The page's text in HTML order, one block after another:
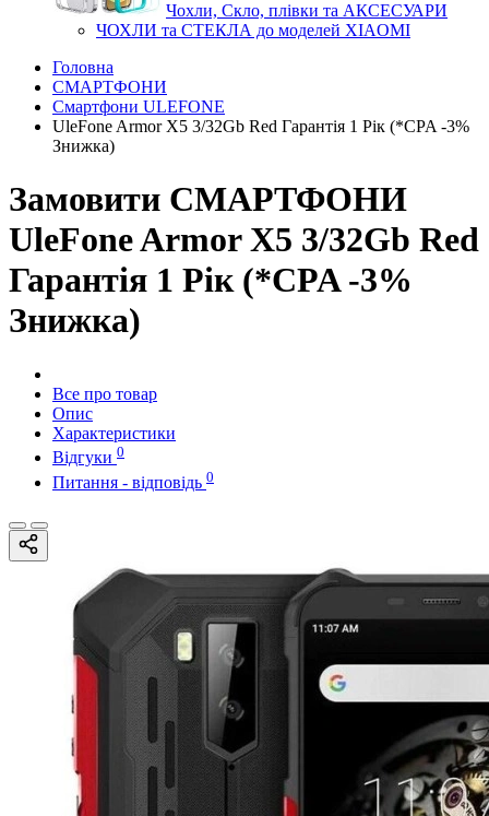
Чохли, Скло, плівки та АКСЕСУАРИ
ЧОХЛИ та СТЕКЛА до моделей XIAOMI
Головна
СМАРТФОНИ
Смартфони ULEFONE
UleFone Armor X5 3/32Gb Red Гарантія 1 Рік (*CPA -3%
Знижка)
Замовити СМАРТФОНИ
UleFone Armor X5 3/32Gb Red
Гарантія 1 Рік (*CPA -3%
Знижка)
Все про товар
Опис
Характеристики
Відгуки 0
Питання - відповідь 0